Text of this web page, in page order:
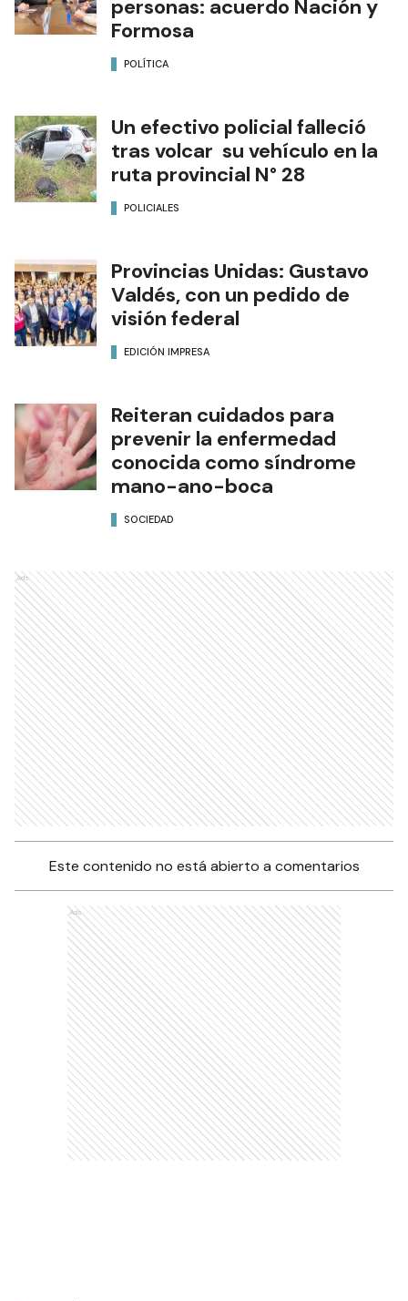
personas: acuerdo Nación y
Formosa
POLÍTICA
Un efectivo policial falleció
tras volcar su vehículo en la
ruta provincial N° 28
POLICIALES
Provincias Unidas: Gustavo
Valdés, con un pedido de
visión federal
EDICIÓN IMPRESA
Reiteran cuidados para
prevenir la enfermedad
conocida como síndrome
mano-ano-boca
SOCIEDAD
Ads
Este contenido no está abierto a comentarios
Ads